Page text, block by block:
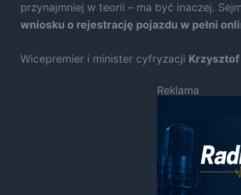
przynajmniej w teorii – ma być inaczej.
wniosku o rejestrację pojazdu w pełni
Wicepremier i minister cyfryzacji
Reklama